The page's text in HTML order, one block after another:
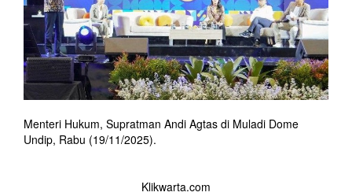
Menteri Hukum, Supratman Andi Agtas di Muladi Dome
Undip, Rabu (19/11/2025).
Klikwarta.com